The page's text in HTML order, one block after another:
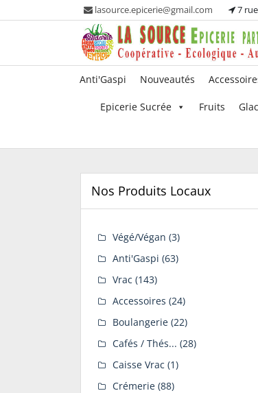
to
lasource.epicerie@gmail.com 7
La Source –
Participative
Ou tous les adhérents sont
participent à la maintenance de leur
Anti'Gaspi Nouveautés
Epicerie Sucrée Fruits
Nos Produits Locaux
Végé/Végan (3)
Anti'Gaspi (63)
Vrac (143)
Accessoires (24)
Boulangerie (22)
Cafés / Thés... (28)
Caisse Vrac (1)
Crémerie (88)